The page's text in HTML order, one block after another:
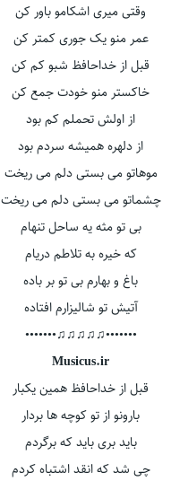
وقتی میری اشکامو باور کن
عمر منو یک جوری کمتر کن
قبل از خداحافظ شبو کم کن
خاکستر منو خودت جمع کن
از اولش تحملم کم بود
از دلهره همیشه سردم بود
موهاتو می بستی دلم می ریخت
چشماتو می بستی دلم می ریخت
بی تو مثه یه ساحل تنهام
که خیره به تلاطم دریام
باغ و بهارم بی تو بر باده
آتیش تو شالیزارم افتاده
•••••••♫♫♫♫♫•••••••
Musicus.ir
قبل از خداحافظ همین یکبار
بارونو از تو کوچه ها بردار
باید بری باید که برگردم
چی شد که انقد اشتباه کردم